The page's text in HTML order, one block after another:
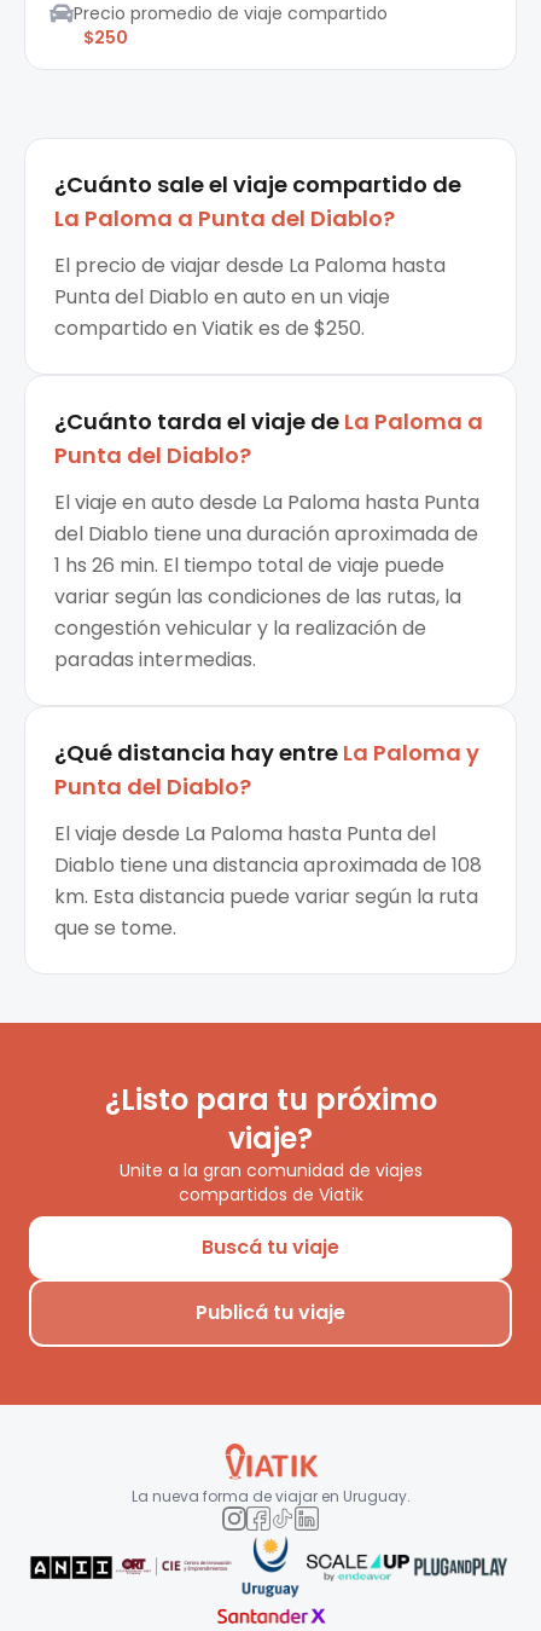
Precio promedio de viaje compartido
$250
¿Cuánto sale el viaje compartido de
La Paloma a Punta del Diablo?
El precio de viajar desde La Paloma hasta
Punta del Diablo en auto en un viaje
compartido en Viatik es de $250.
¿Cuánto tarda el viaje de La Paloma a
Punta del Diablo?
El viaje en auto desde La Paloma hasta Punta
del Diablo tiene una duración aproximada de
1 hs 26 min. El tiempo total de viaje puede
variar según las condiciones de las rutas, la
congestión vehicular y la realización de
paradas intermedias.
¿Qué distancia hay entre La Paloma y
Punta del Diablo?
El viaje desde La Paloma hasta Punta del
Diablo tiene una distancia aproximada de 108
km. Esta distancia puede variar según la ruta
que se tome.
¿Listo para tu próximo
viaje?
Unite a la gran comunidad de viajes
compartidos de Viatik
Buscá tu viaje
Publicá tu viaje
La nueva forma de viajar en Uruguay.